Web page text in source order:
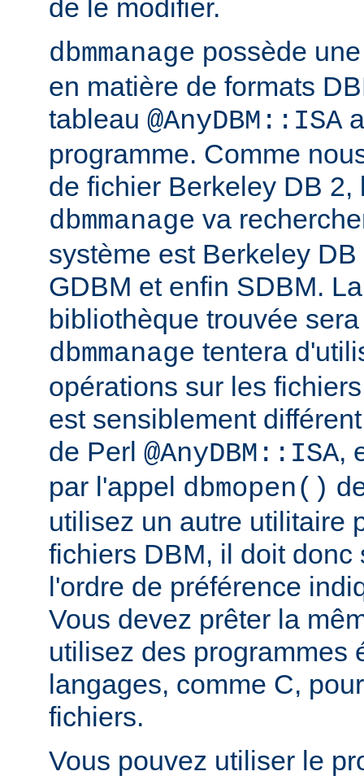
de le modifier.
dbmmanage possède
en matière de formats
tableau @AnyDBM::ISA
programme. Comme
de fichier Berkeley DB
dbmmanage va
système est Berkeley
GDBM et enfin SDBM.
bibliothèque trouvée
dbmmanage tentera
opérations sur les
est sensiblement
de Perl @AnyDBM::ISA,
par l'appel dbmopen()
utilisez un autre utilitaire
fichiers DBM, il doit donc
l'ordre de préférence
Vous devez prêter la
utilisez des programmes
langages, comme C,
fichiers.
Vous pouvez utiliser le